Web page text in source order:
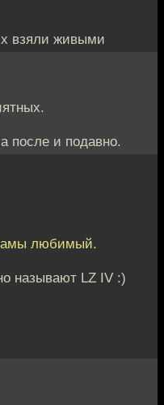
взяли живыми
после и подавно.
любимый.
называют LZ IV :)